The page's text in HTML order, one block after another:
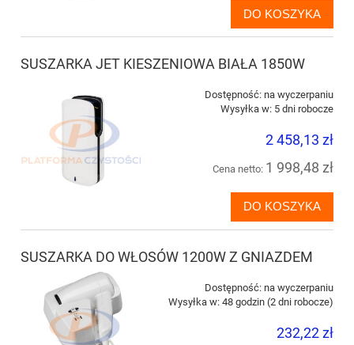
DO KOSZYKA
SUSZARKA JET KIESZENIOWA BIAŁA 1850W
Dostępność: na wyczerpaniu
Wysyłka w: 5 dni robocze
2 458,13 zł
Cena netto: 1 998,48 zł
DO KOSZYKA
SUSZARKA DO WŁOSÓW 1200W Z GNIAZDEM
Dostępność: na wyczerpaniu
Wysyłka w: 48 godzin (2 dni robocze)
232,22 zł